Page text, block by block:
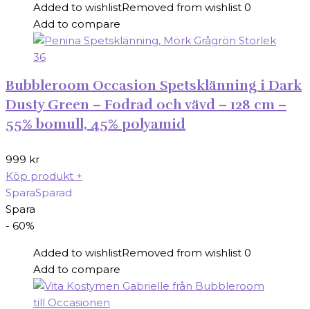
Added to wishlistRemoved from wishlist 0
Add to compare
Bubbleroom Occasion Spetsklänning i Dark
Dusty Green – Fodrad och vävd – 128 cm –
55% bomull, 45% polyamid
999 kr
Köp produkt +
SparaSparad
Spara
- 60%
Added to wishlistRemoved from wishlist 0
Add to compare